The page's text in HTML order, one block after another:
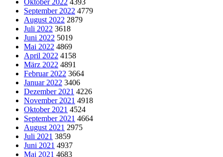
Oktober 2022 4393
September 2022 4779
August 2022 2879
Juli 2022 3618
Juni 2022 5019
Mai 2022 4869
April 2022 4158
März 2022 4891
Februar 2022 3664
Januar 2022 3406
Dezember 2021 4226
November 2021 4918
Oktober 2021 4524
September 2021 4664
August 2021 2975
Juli 2021 3859
Juni 2021 4937
Mai 2021 4683